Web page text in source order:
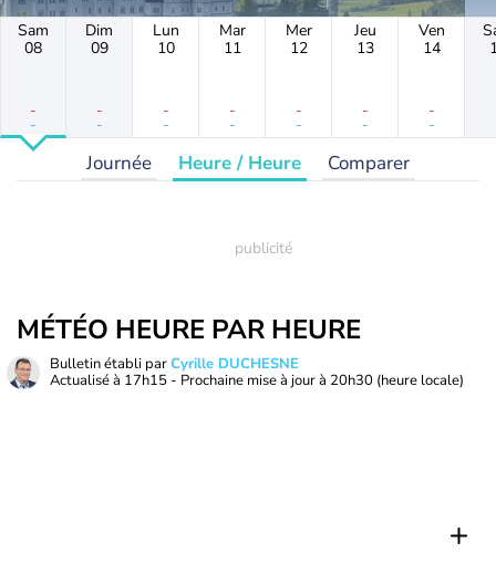
Sam
08
-
-
Dim
09
-
-
Lun
10
-
-
Mar
11
-
-
Mer
12
-
-
Jeu
13
-
-
Ven
14
-
-
Journée Heure / Heure Comparer
MÉTÉO HEURE PAR HEURE
Bulletin établi parCyrille DUCHESNE
Actualisé à 17h15 - Prochaine mise à jour à 20h30 (heure locale)